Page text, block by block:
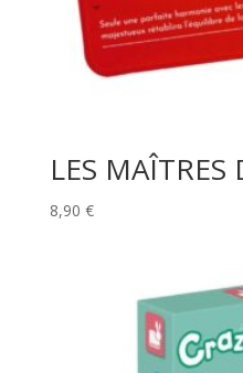
LES MAÎTRES
8,90 €